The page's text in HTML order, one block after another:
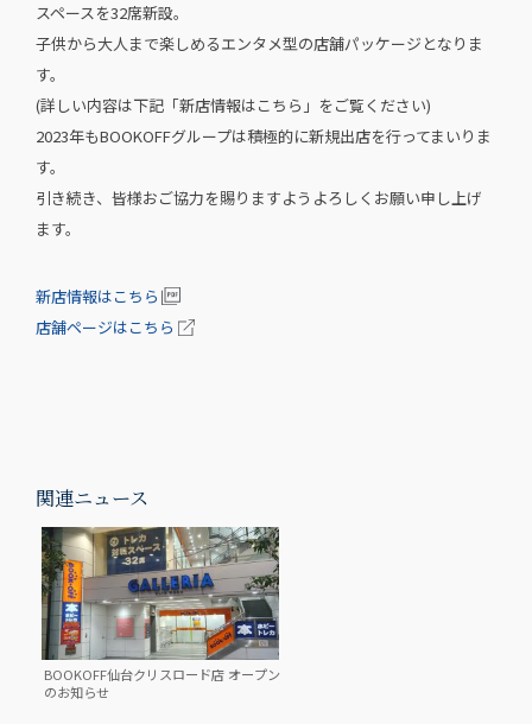
スペースを32席新設。
子供から大人まで楽しめるエンタメ型の店舗パッケージとなりま
す。
(詳しい内容は下記「新店情報はこちら」をご覧ください)
2023年もBOOKOFFグループは積極的に新規出店を行ってまいりま
す。
引き続き、皆様おご協力を賜りますようよろしくお願い申し上げ
ます。
新店情報はこちら
店舗ページはこちら
関連ニュース
BOOKOFF仙台クリスロード店 オープン
のお知らせ